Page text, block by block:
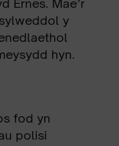
Ernes. Mae’r
y
hyn.
fod yn
polisi